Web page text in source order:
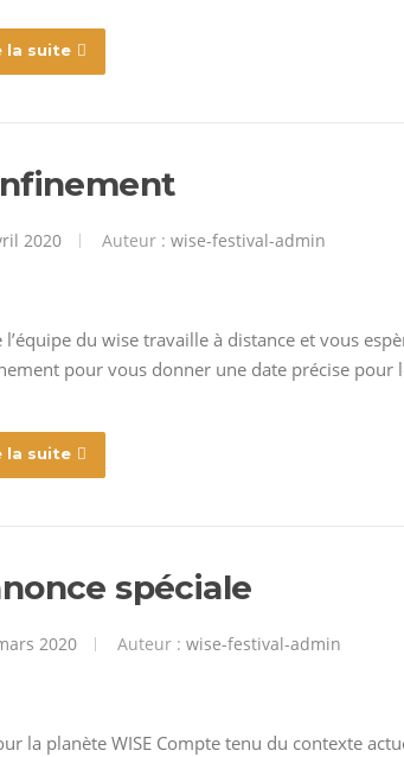
la suite
2020 Auteur : wise-festival-admin
l’équipe du wise travaille à distance et vous
pour vous donner une date précise pour
la suite
spéciale
2020 Auteur : wise-festival-admin
la planète WISE Compte tenu du contexte